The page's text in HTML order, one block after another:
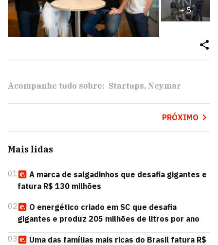
+5
Acompanhe tudo sobre: Startups Neymar
PRÓXIMO
Mais lidas
01
A marca de salgadinhos que desafia gigantes e
fatura R$ 130 milhões
02
O energético criado em SC que desafia
gigantes e produz 205 milhões de litros por ano
03 Uma das famílias mais ricas do Brasil fatura R$